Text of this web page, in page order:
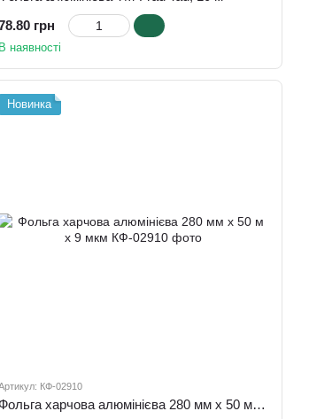
грн
В наявності
Новинка
КФ-02910
Фольга харчова алюмінієва 280 мм х 50 м х 9 мкм